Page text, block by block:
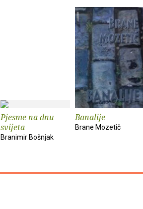
Pjesme na dnu
svijeta
Branimir Bošnjak
Banalije
Brane Mozetič